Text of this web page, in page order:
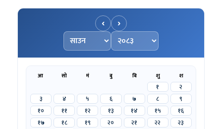
‹
महिना चयन गर्नुहोस्
वर्ष चयन गर्नुहोस्
›
आ सो मं बु बि शु श
१
२
३
४ ५ ६ ७ ८
९
१०
११ १२ १३ १४ १५
१६
१७
१८ १९ २० २१ २२
२३